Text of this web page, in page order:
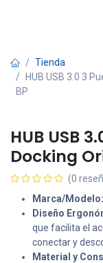
Tienda
HUB USB 3.0 3
BP
HUB USB
Docking
(0
Marca/Modelo:
Diseño
que facilita el
conectar y
Material y